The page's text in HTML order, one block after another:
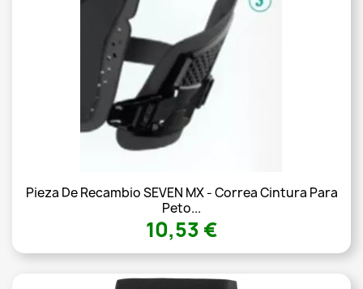
Pieza De Recambio SEVEN MX - Correa Cintura Para
Peto...
10,53 €